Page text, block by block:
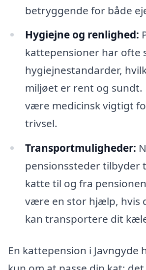
betryggende for både
Hygiejne og renlighed:
kattepensioner har ofte
hygiejnestandarder,
miljøet er rent og sundt.
være medicinsk vigtigt
trivsel.
Transportmuligheder:
pensionssteder tilbyder
katte til og fra
være en stor hjælp, hvis
kan transportere dit
En kattepension i Javngyde